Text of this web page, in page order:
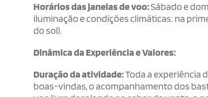
Horários das janelas de voo:Sábado e
iluminação e condições climáticas: na
do sol).
Dinâmica da Experiência e Valores:
Duração da atividade:Toda a experiência
boas-vindas, o acompanhamento dos